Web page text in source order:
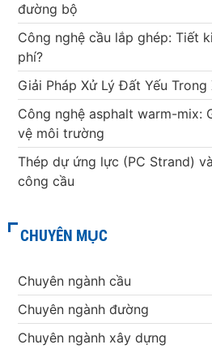
đường bộ
Công nghệ cầu lắp ghép: Tiết
phí?
Giải Pháp Xử Lý Đất Yếu
Công nghệ asphalt warm-mix:
vệ môi trường
Thép dự ứng lực (PC Strand)
công cầu
CHUYÊN MỤC
Chuyên ngành cầu
Chuyên ngành đường
Chuyên ngành xây dựng